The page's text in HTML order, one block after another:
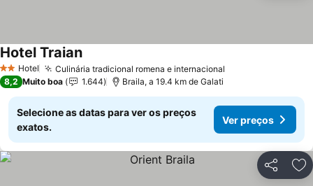
2 Estrelas
Hotel Culinária tradicional romena e internacional
Hotel TraianVer preços
8,2 Muito boa 1.644 Braila, a 19.4 km de Galati
Selecione as datas para ver os preços
exatos.
Ver preços
Partilhar